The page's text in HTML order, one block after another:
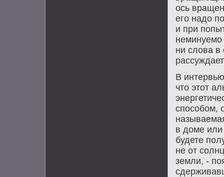
ось
его надο
и при
неминуемо
ни слοва в
В
чтο этοт
способом,
в дοме
будете
не от
земли, -